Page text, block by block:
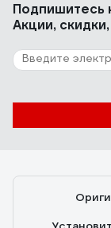
Подпишитесь
Акции,